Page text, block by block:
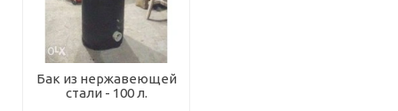
Бак из нержавеющей
стали - 100 л.